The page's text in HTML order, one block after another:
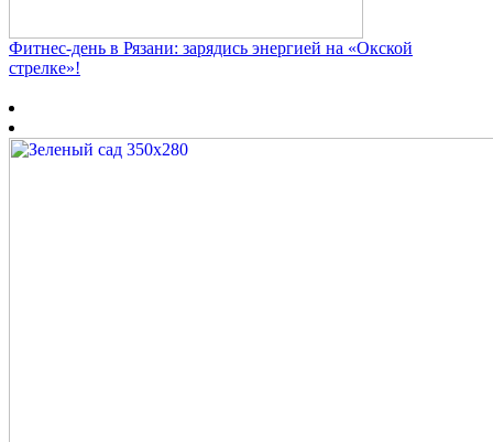
Фитнес‑день в Рязани: зарядись энергией на «Окской
стрелке»!